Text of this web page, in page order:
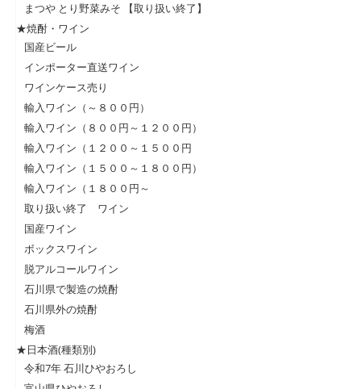
まつや とり野菜みそ 【取り扱い終了】
★焼酎・ワイン
国産ビール
インポーター直送ワイン
ワインケース売り
輸入ワイン（～８００円）
輸入ワイン（８００円～１２００円）
輸入ワイン（１２００～１５００円
輸入ワイン（１５００～１８００円）
輸入ワイン（１８００円～
取り扱い終了 ワイン
国産ワイン
ボックスワイン
脱アルコールワイン
石川県で製造の焼酎
石川県外の焼酎
梅酒
★日本酒(種類別)
令和7年 石川ひやおろし